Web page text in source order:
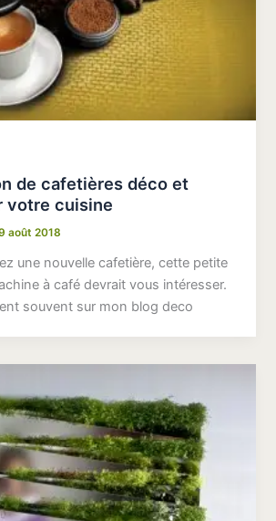
de cafetières déco et
votre cuisine
août 2018
une nouvelle cafetière, cette petite
à café devrait vous intéresser.
souvent sur mon blog deco